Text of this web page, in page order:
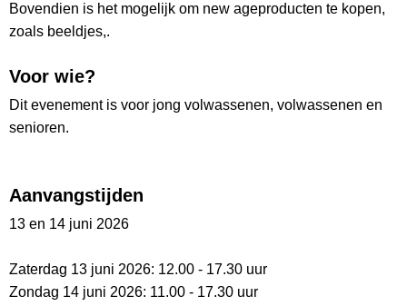
Bovendien is het mogelijk om new ageproducten te kopen,
zoals beeldjes,.
Voor wie?
Dit evenement is voor jong volwassenen, volwassenen en
senioren.
Aanvangstijden
13 en 14 juni 2026
Zaterdag 13 juni 2026: 12.00 - 17.30 uur
Zondag 14 juni 2026: 11.00 - 17.30 uur